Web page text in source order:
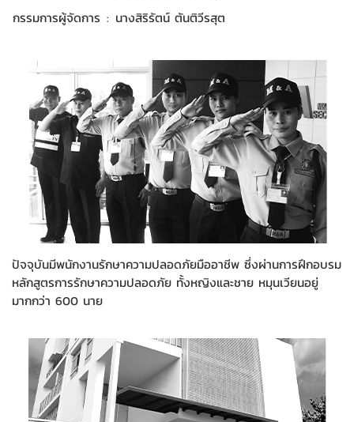
กรรมการผู้จัดการ : นางสิริรัตน์ ตันติวีรสุต
ปัจจุบันมีพนักงานรักษาความปลอดภัยมืออาชีพ ซึ่งผ่านการฝึกอบรม
หลักสูตรการรักษาความปลอดภัย ทั้งหญิงและชาย หมุนเวียนอยู่
มากกว่า 600 นาย